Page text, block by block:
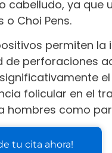
cabelludo, ya
o Choi Pens.
permiten
de perforaciones
folicular en el
hombres como
tu cita ahora!